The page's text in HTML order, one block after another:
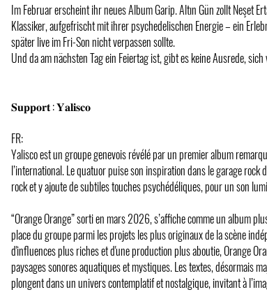
Im Februar erscheint ihr neues Album Garip. Altın Gün zollt Neşet
Klassiker, aufgefrischt mit ihrer psychedelischen Energie – ein
später live im Fri-Son nicht verpassen sollte.
Und da am nächsten Tag ein Feiertag ist, gibt es keine Ausrede,
𝐒𝐮𝐩𝐩𝐨𝐫𝐭 : 𝐘𝐚𝐥𝐢𝐬𝐜𝐨
FR:
Yalisco est un groupe genevois révélé par un premier album
l’international. Le quatuor puise son inspiration dans le garage
rock et y ajoute de subtiles touches psychédéliques, pour un son
“Orange Orange” sorti en mars 2026, s’affiche comme un album
place du groupe parmi les projets les plus originaux de la scène
d'influences plus riches et d'une production plus aboutie, Orange
paysages sonores aquatiques et mystiques. Les textes, désormais
plongent dans un univers contemplatif et nostalgique, invitant à